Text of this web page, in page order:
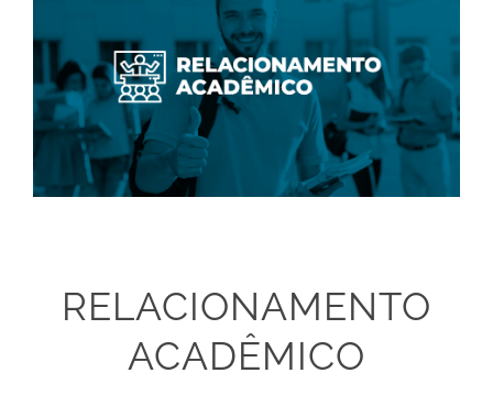
RELACIONAMENTO
ACADÊMICO